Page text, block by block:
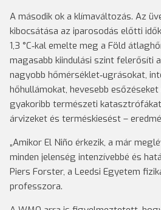
A második ok a klímaváltozás. Az
kibocsátása az iparosodás előtti
1,3 °C‑kal emelte meg a Föld
magasabb kiindulási szint felerősíti
nagyobb hőmérséklet‑ugrásokat,
hőhullámokat, hevesebb
gyakoribb természeti
árvizeket és terméskiesést –
„Amikor El Niño érkezik, a már
minden jelenség intenzívebbé és
Piers Forster, a Leedsi Egyetem
professzora.